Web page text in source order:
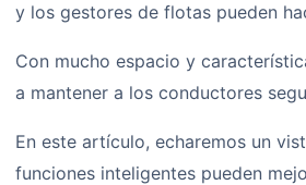
y los gestores de flotas pueden
Con mucho espacio y
a mantener a los conductores
En este artículo, echaremos un
funciones inteligentes pueden